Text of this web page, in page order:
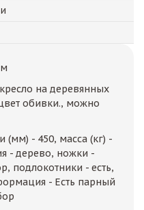
на деревянных
обивки., можно
(мм) - 450, масса (кг) -
- дерево, ножки -
подлокотники - есть,
- Есть парный